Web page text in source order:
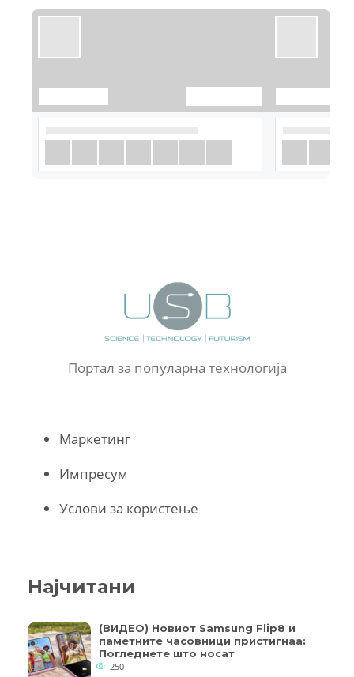
Портал за популарна технологија
Маркетинг
Импресум
Услови за користење
Најчитани
(ВИДЕО) Новиот Samsung Flip8 и
паметните часовници пристигнаа:
Погледнете што носат
250